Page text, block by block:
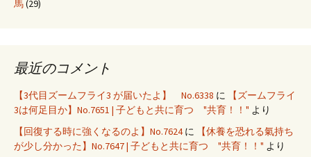
馬(29)
最近のコメント
【3代目ズームフライ3 が届いたよ】 No.6338 に
【ズームフライ
3は何足目か】No.7651 | 子どもと共に育つ "共育！！" より
【回復する時に強くなるのよ】No.7624に
【休養を恐れる氣持ち
が少し分かった】No.7647 | 子どもと共に育つ "共育！！" より